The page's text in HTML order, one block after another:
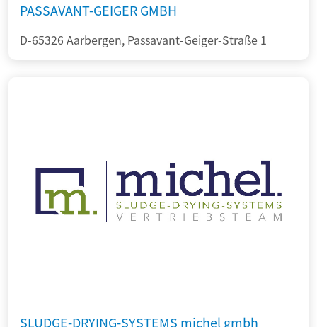
PASSAVANT-GEIGER GMBH
D-65326 Aarbergen, Passavant-Geiger-Straße 1
SLUDGE-DRYING-SYSTEMS michel gmbh